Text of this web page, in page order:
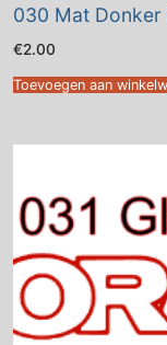
030 Mat Donker
€2.00
Toevoegen aan